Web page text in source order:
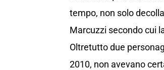
tempo, non solo
Marcuzzi secondo cui
Oltretutto due
2010, non avevano